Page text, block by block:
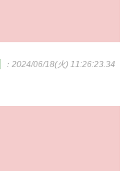
：2024/06/18(火) 11:26:23.34